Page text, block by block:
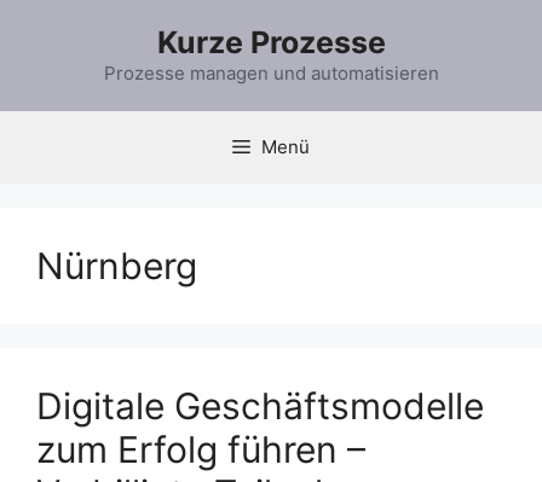
Kurze Prozesse
Prozesse managen und automatisieren
Menü
Nürnberg
Digitale Geschäftsmodelle
zum Erfolg führen –